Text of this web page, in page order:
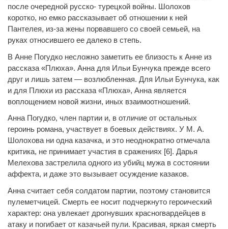
после очередной русско- турецкой войны. Шолохов
коротко, но емко рассказывает об отношении к ней
Пантелея, из-за жены порвавшего со своей семьей, на
руках относившего ее далеко в степь.
В Анне Погудко несложно заметить ее близость к Анне из
рассказа «Плюха». Анна для Ильи Бунчука прежде всего
друг и лишь затем — возлюбленная. Для Ильи Бунчука, как
и для Плюхи из рассказа «Плюха», Анна является
воплощением новой жизни, иных взаимоотношений.
Анна Погудко, член партии и, в отличие от остальных
героинь романа, участвует в боевых действиях. У М. А.
Шолохова ни одна казачка, и это неоднократно отмечала
критика, не принимает участия в сражениях [6]. Дарья
Мелехова застрелила одного из убийц мужа в состоянии
аффекта, и даже это вызывает осуждение казаков.
Анна считает себя солдатом партии, поэтому становится
пулеметчицей. Смерть ее носит подчеркнуто героический
характер: она увлекает дрогнувших красногвардейцев в
атаку и погибает от казачьей пули. Красивая, яркая смерть